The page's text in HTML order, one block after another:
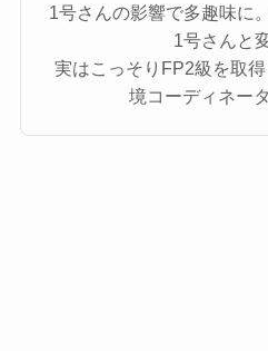
1号さんの影響で多趣味に
1号さんと
実はこっそりFP2級を取
境コーディネー